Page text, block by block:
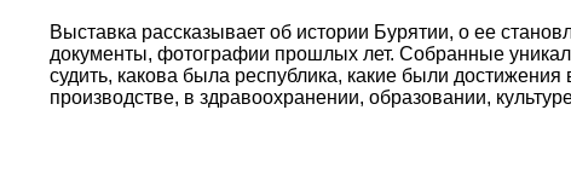
Выставка рассказывает об истории Бурятии, о ее
документы, фотографии прошлых лет. Собранные
судить, какова была республика, какие были достижения
производстве, в здравоохранении, образовании,